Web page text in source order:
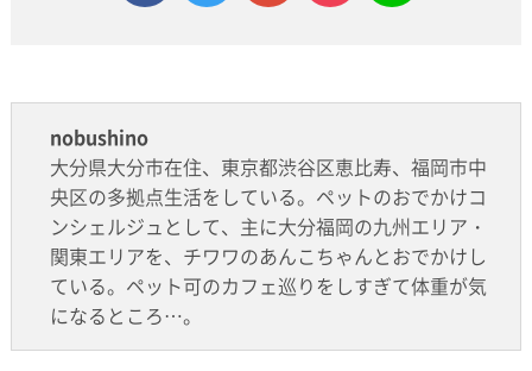
nobushino
大分県大分市在住、東京都渋谷区恵比寿、福岡市中
央区の多拠点生活をしている。ペットのおでかけコ
ンシェルジュとして、主に大分福岡の九州エリア・
関東エリアを、チワワのあんこちゃんとおでかけし
ている。ペット可のカフェ巡りをしすぎて体重が気
になるところ…。